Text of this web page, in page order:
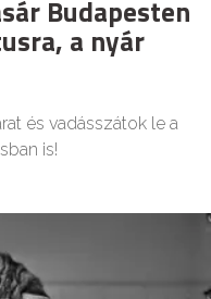
Budapesten
a nyár
és vadásszátok le a
is!